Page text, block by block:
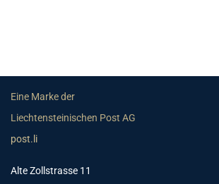
Eine Marke der
Liechtensteinischen Post AG
post.li
Alte Zollstrasse 11